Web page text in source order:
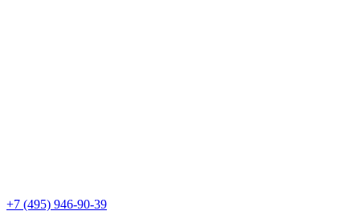
+7 (495) 946-90-39